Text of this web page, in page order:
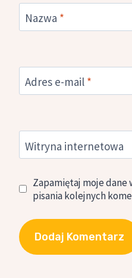
Nazwa *
Adres e-mail *
Witryna internetowa
Zapamiętaj moje
pisania kolejnych